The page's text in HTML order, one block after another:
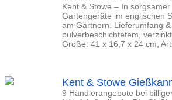
Kent & Stowe – In
Gartengeräte im englischen
am Gärtnern. Lieferumfang
pulverbeschichtetem,
Größe: 41 x 16,7 x 24 cm,
Kent & Stowe
9 Händlerangebote bei